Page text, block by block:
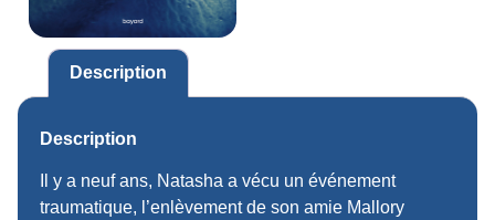
Description
Description
Il y a neuf ans, Natasha a vécu un événement
traumatique, l’enlèvement de son amie Mallory